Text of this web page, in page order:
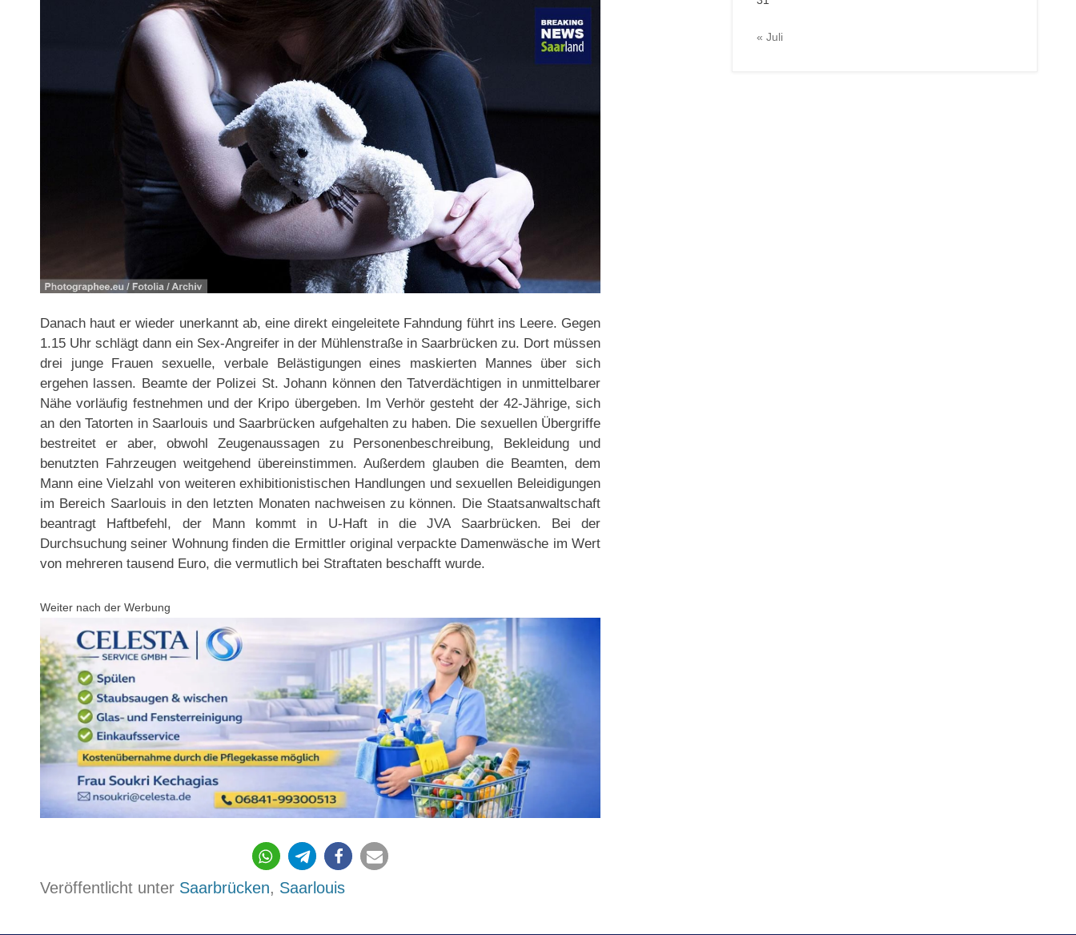
Danach haut er wieder unerkannt ab, eine direkt eingeleitete Fahndung führt ins Leere. Gegen
1.15 Uhr schlägt dann ein Sex-Angreifer in der Mühlenstraße in Saarbrücken zu. Dort müssen
drei junge Frauen sexuelle, verbale Belästigungen eines maskierten Mannes über sich
ergehen lassen. Beamte der Polizei St. Johann können den Tatverdächtigen in unmittelbarer
Nähe vorläufig festnehmen und der Kripo übergeben. Im Verhör gesteht der 42-Jährige, sich
an den Tatorten in Saarlouis und Saarbrücken aufgehalten zu haben. Die sexuellen Übergriffe
bestreitet er aber, obwohl Zeugenaussagen zu Personenbeschreibung, Bekleidung und
benutzten Fahrzeugen weitgehend übereinstimmen. Außerdem glauben die Beamten, dem
Mann eine Vielzahl von weiteren exhibitionistischen Handlungen und sexuellen Beleidigungen
im Bereich Saarlouis in den letzten Monaten nachweisen zu können. Die Staatsanwaltschaft
beantragt Haftbefehl, der Mann kommt in U-Haft in die JVA Saarbrücken. Bei der
Durchsuchung seiner Wohnung finden die Ermittler original verpackte Damenwäsche im Wert
von mehreren tausend Euro, die vermutlich bei Straftaten beschafft wurde.
Weiter nach der Werbung
Veröffentlicht unter Saarbrücken, Saarlouis
« Juli